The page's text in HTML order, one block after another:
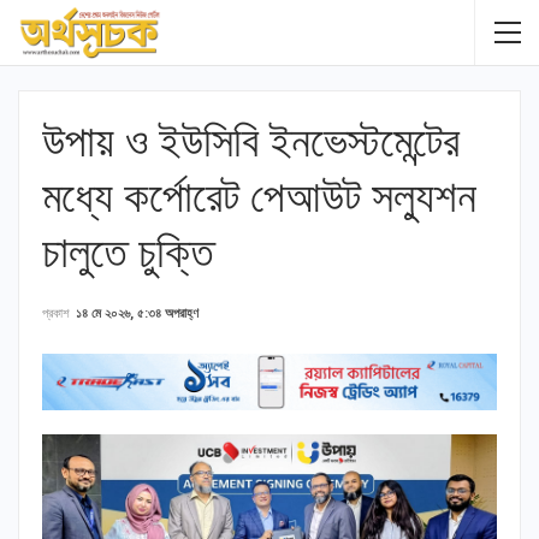
উপায় ও ইউসিবি ইনভেস্টমেন্টের
মধ্যে কর্পোরেট পেআউট সল্যুশন
চালুতে চুক্তি
প্রকাশ ১৪ মে ২০২৬, ৫:৩৪ অপরাহ্ণ